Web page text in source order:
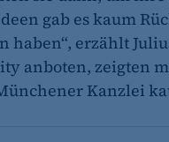
gab es kaum
haben“, erzählt
anboten, zeigten
Kanzlei